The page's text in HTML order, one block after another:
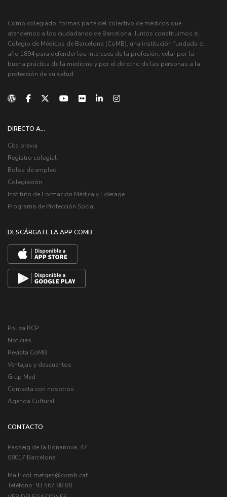
Como colegiado, formas parte del colectivo de médicos que
atendemos a los ciudadanos de Barcelona. Juntos constituimos el
Colegio de Médicos de Barcelona (CoMB), una institución fundada el
año 1894 para defender los intereses de la profesión, velar por la
buena práctica de la medicina y por el derecho de las personas a la
protección de su salud.
DIRECTO A...
Cita previa
Registro colegial
Bolsa de empleo
Colegiación
Instituto de Formación Médica y Liderage
Programa de Protección Social
DESCÁRGATE LA APP COMB
Poliza RCP
Noticias
Revista CoMB
Ventajas y descuentos
Grup Med
Contacta con nosotros
Agenda Cultural
CONTACTO
Passeig de la Bonanova, 47
08017 Barcelona
Mail: col.metges
Telèfono: 93 567 88 88